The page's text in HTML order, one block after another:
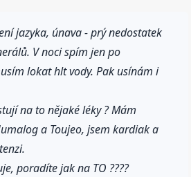
jazyka, únava - prý nedostatek
V noci spím jen po
lokat hlt vody. Pak usínám i
na to nějaké léky ? Mám
a Toujeo, jsem kardiak a
poradíte jak na TO ????